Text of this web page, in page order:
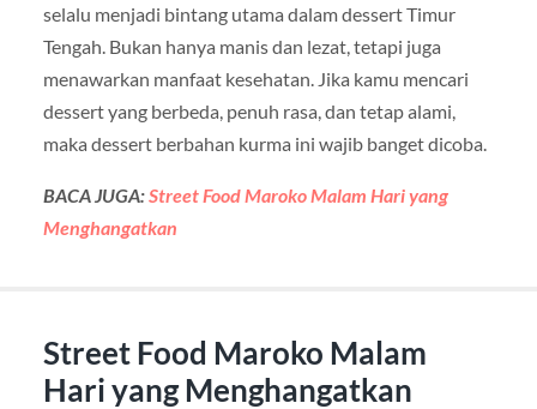
selalu menjadi bintang utama dalam dessert Timur
Tengah. Bukan hanya manis dan lezat, tetapi juga
menawarkan manfaat kesehatan. Jika kamu mencari
dessert yang berbeda, penuh rasa, dan tetap alami,
maka dessert berbahan kurma ini wajib banget dicoba.
BACA JUGA:Street Food Maroko Malam Hari yang
Menghangatkan
Street Food Maroko Malam
Hari yang Menghangatkan